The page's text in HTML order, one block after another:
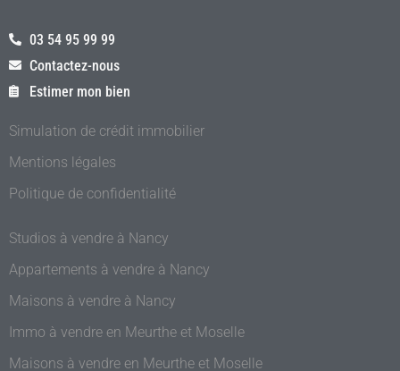
03 54 95 99 99
Contactez-nous
Estimer mon bien
Simulation de crédit immobilier
Mentions légales
Politique de confidentialité
Studios à vendre à Nancy
Appartements à vendre à Nancy
Maisons à vendre à Nancy
Immo à vendre en Meurthe et Moselle
Maisons à vendre en Meurthe et Moselle